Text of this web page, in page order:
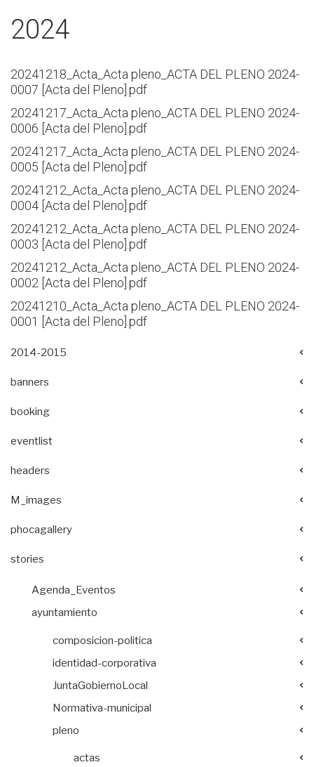
2024
20241218_Acta_Acta pleno_ACTA DEL PLENO 2024-
0007 [Acta del Pleno].pdf
20241217_Acta_Acta pleno_ACTA DEL PLENO 2024-
0006 [Acta del Pleno].pdf
20241217_Acta_Acta pleno_ACTA DEL PLENO 2024-
0005 [Acta del Pleno].pdf
20241212_Acta_Acta pleno_ACTA DEL PLENO 2024-
0004 [Acta del Pleno].pdf
20241212_Acta_Acta pleno_ACTA DEL PLENO 2024-
0003 [Acta del Pleno].pdf
20241212_Acta_Acta pleno_ACTA DEL PLENO 2024-
0002 [Acta del Pleno].pdf
20241210_Acta_Acta pleno_ACTA DEL PLENO 2024-
0001 [Acta del Pleno].pdf
2014-2015
banners
booking
eventlist
headers
M_images
phocagallery
stories
Agenda_Eventos
ayuntamiento
composicion-politica
identidad-corporativa
JuntaGobiernoLocal
Normativa-municipal
pleno
actas